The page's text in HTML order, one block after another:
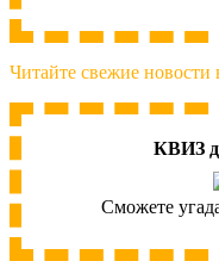
Читайте свежие новости
КВИЗ
Сможете